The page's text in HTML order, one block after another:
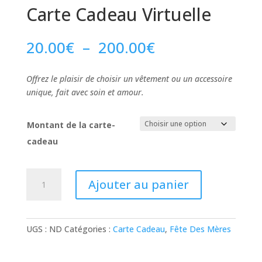
Carte Cadeau Virtuelle
20.00€ – 200.00€Plage
de
prix :
20.00€
Offrez le plaisir de choisir un vêtement ou un accessoire
unique, fait avec soin et amour.
Montant de la carte-
cadeau
Virtuelle
Ajouter au panier
UGS : ND Catégories : Carte Cadeau, Fête Des Mères